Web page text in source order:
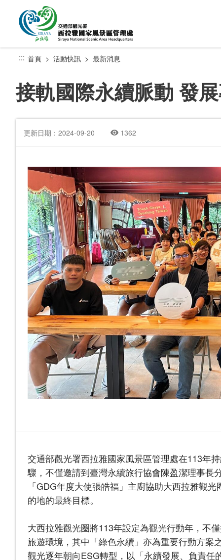
::: 首頁 活動快訊 最新消息
接軌國際永續脈動 發
更新日期：2024-09-20 1362
交通部觀光署西拉雅國家風景區管理處在113年
驟，不僅邀請到臺灣永續旅行協會陳盈潔理事長
「GDG年度大使張皓福」主廚協助大西拉雅觀
的地的最終目標。
大西拉雅觀光圈將113年設定為觀光行動年，不
旅遊環境，其中「綠色永續」亦為重要行動方案
觀光逐年朝向ESG轉型，以「永續發展、負責